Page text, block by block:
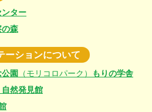
ター
の森
ーションについて
園 （モリコロパーク）
もりの学舎
然発見館